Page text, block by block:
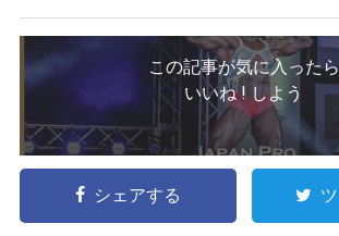
この記事が気に入ったら
いいね ! しよう
シェアする